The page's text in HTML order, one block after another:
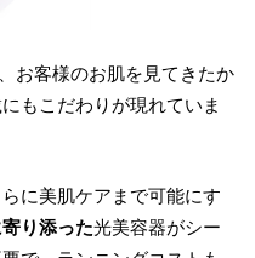
お客様のお肌を見てきたか
もこだわりが現れていま
に美肌ケアまで可能にす
り添った光美容器がシー